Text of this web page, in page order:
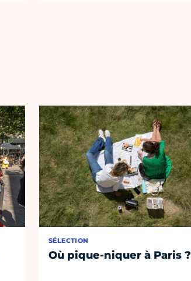
SÉLECTION
Où pique-niquer à Paris ?